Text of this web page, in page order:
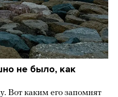
не было, как
Вот каким его запомнят